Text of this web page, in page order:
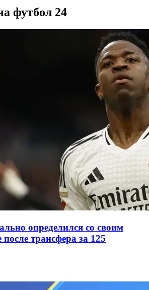
футбол 24
определился со своим
трансфера за 125